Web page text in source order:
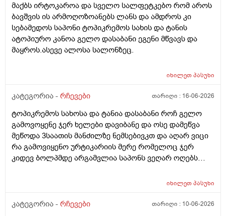
მაქბს ირტოკაროა და სველო სალფეტკებო რომ აროს
ბავშვის ის არმოღოზოანებს ლანს და ამდროს კი
სებამედოს საპონი ტოპიკრემოს სახის და ტანის
ატოპიურო კანოა გელო დასაბანი ეგენი მწვავს და
მაყროს.ასევე ალოსა სალონზეც.
იხილეთპასუხი
კატეგორია - რჩევები თარიღი : 16-06-2026
ტოპიკრემოს სახოსა და ტანია დასაბანი როჩ გელო
გამოვოყენე ჯერ ხელები დავიბანე და ოსე დამეწვა
მეწოდა 3საათის მანძილზე ნემსებივკთ და აღარ ვიცი
რა გამოვიყენო ურტიკარიის მერე რომელოც ჯერ
კიდევ ბოლპმდე არგამვლია საპონს ვეღარ ოღებს
წავიდა არვოცი რავიყიდო როთ დავიბანო.დავიღალე
მაყროს და მექავება..მ ყან საშინლად გამოშრა ხელები
იხილეთპასუხი
კატეგორია - რჩევები თარიღი : 10-06-2026